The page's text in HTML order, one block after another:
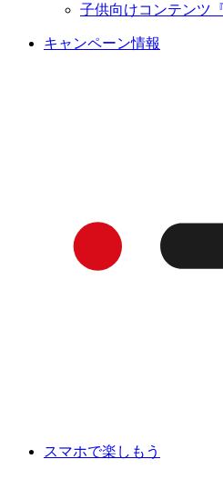
子供向けコンテンツ
キャンペーン情報
スマホで楽しもう